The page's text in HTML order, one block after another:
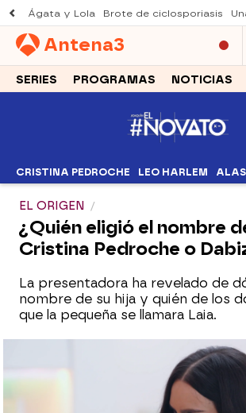
Ágata y Lola Brote de ciclosporiasis
Antena3
SERIES PROGRAMAS NOTICIAS
CRISTINA PEDROCHE LEO HARLEM
EL ORIGEN
¿Quién eligió el nombre
Cristina Pedroche o
La presentadora ha revelado de
nombre de su hija y quién de los
que la pequeña se llamara Laia.
La confesión de Cristina
la maternidad: “He tenido un
complicado, porque en el
duelo de la mujer que era a la